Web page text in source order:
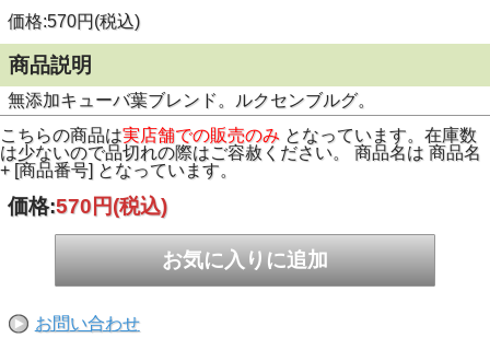
価格:570円(税込)
商品説明
無添加キューバ葉ブレンド。ルクセンブルグ。
こちらの商品は実店舗での販売のみ となっています。在庫数
は少ないので品切れの際はご容赦ください。 商品名は 商品名
+ [商品番号] となっています。
価格:570円(税込)
お問い合わせ